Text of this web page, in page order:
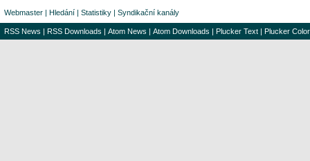
Webmaster | Hledání | Statistiky | Syndikační kanály
RSS News | RSS Downloads | Atom News | Atom Downloads | Plucker Text | Plucker Color